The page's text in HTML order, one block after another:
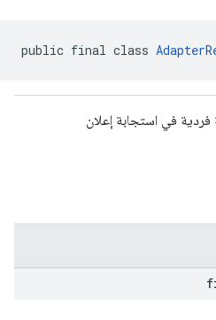
public final class
فردية في استجابة إعلان